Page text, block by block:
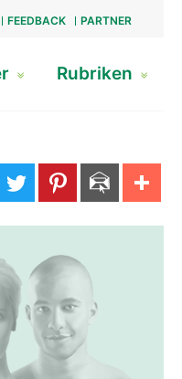
FEEDBACK PARTNER
Rubriken